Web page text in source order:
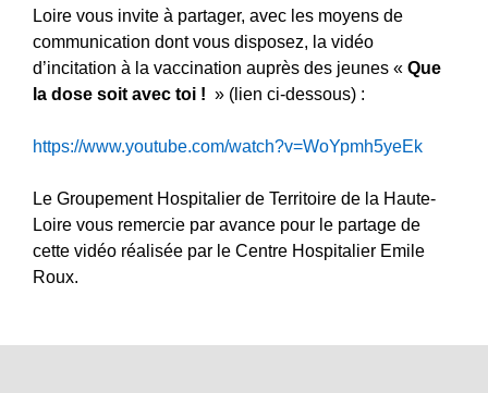
Loire vous invite à partager, avec les moyens de
communication dont vous disposez, la vidéo
d’incitation à la vaccination auprès des jeunes « Que
la dose soit avec toi ! » (lien ci-dessous) :
https://www.youtube.com/watch?v=WoYpmh5yeEk
Le Groupement Hospitalier de Territoire de la Haute-
Loire vous remercie par avance pour le partage de
cette vidéo réalisée par le Centre Hospitalier Emile
Roux.